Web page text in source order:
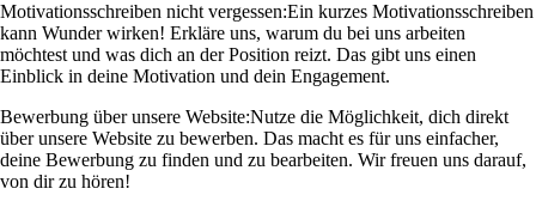
Motivationsschreiben nicht vergessen:Ein kurzes Motivationsschreiben
kann Wunder wirken! Erkläre uns, warum du bei uns arbeiten
möchtest und was dich an der Position reizt. Das gibt uns einen
Einblick in deine Motivation und dein Engagement.
Bewerbung über unsere Website:Nutze die Möglichkeit, dich direkt
über unsere Website zu bewerben. Das macht es für uns einfacher,
deine Bewerbung zu finden und zu bearbeiten. Wir freuen uns darauf,
von dir zu hören!